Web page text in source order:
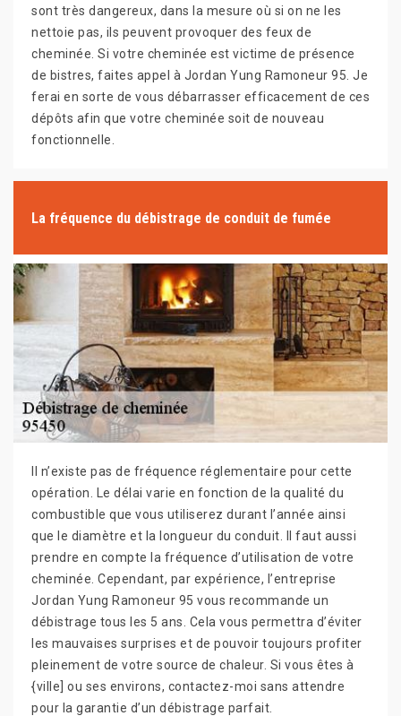
sont très dangereux, dans la mesure où si on ne les
nettoie pas, ils peuvent provoquer des feux de
cheminée. Si votre cheminée est victime de présence
de bistres, faites appel à Jordan Yung Ramoneur 95. Je
ferai en sorte de vous débarrasser efficacement de ces
dépôts afin que votre cheminée soit de nouveau
fonctionnelle.
La fréquence du débistrage de conduit de fumée
Il n’existe pas de fréquence réglementaire pour cette
opération. Le délai varie en fonction de la qualité du
combustible que vous utiliserez durant l’année ainsi
que le diamètre et la longueur du conduit. Il faut aussi
prendre en compte la fréquence d’utilisation de votre
cheminée. Cependant, par expérience, l’entreprise
Jordan Yung Ramoneur 95 vous recommande un
débistrage tous les 5 ans. Cela vous permettra d’éviter
les mauvaises surprises et de pouvoir toujours profiter
pleinement de votre source de chaleur. Si vous êtes à
{ville] ou ses environs, contactez-moi sans attendre
pour la garantie d’un débistrage parfait.